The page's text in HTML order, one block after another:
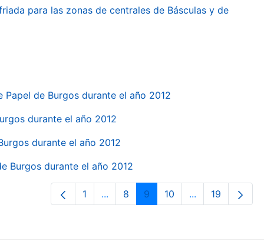
para las zonas de centrales de Básculas y de
de Burgos durante el año 2012
durante el año 2012
durante el año 2012
Burgos durante el año 2012
Orrialdea
1 ...Intermediate Pages Use TAB to
Orrialdea
8 Orrialdea
9 Orrialdea
10 ...Intermediate
Orrialdea
19